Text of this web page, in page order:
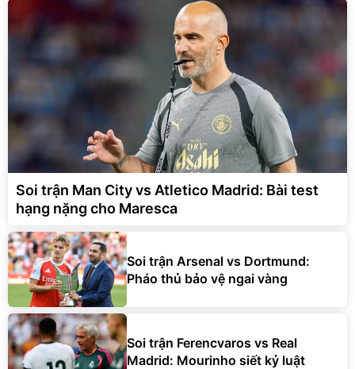
Soi trận Man City vs Atletico Madrid: Bài test
hạng nặng cho Maresca
Soi trận Arsenal vs Dortmund:
Pháo thủ bảo vệ ngai vàng
Soi trận Ferencvaros vs Real
Madrid: Mourinho siết kỷ luật